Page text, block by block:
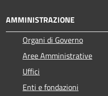
AMMINISTRAZIONE
Organi di Governo
Aree Amministrative
Uffici
Enti e fondazioni